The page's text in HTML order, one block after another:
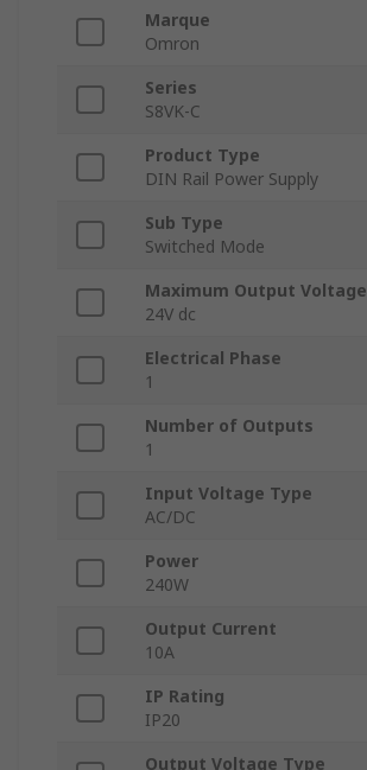
Marque
Omron
Series
S8VK-C
Product Type
DIN Rail Power Supply
Sub Type
Switched Mode
Maximum Output Voltage
24V dc
Electrical Phase
1
Number of Outputs
1
Input Voltage Type
AC/DC
Power
240W
Output Current
10A
IP Rating
IP20
Output Voltage Type